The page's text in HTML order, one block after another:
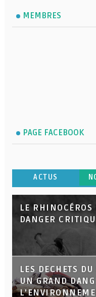
MEMBRES
PAGE FACEBOOK
ACTUS
LE
DANGER
LES DECHETS
UN GRAND